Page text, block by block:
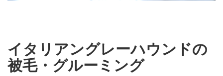
イタリアングレーハウンドの
被毛・グルーミング